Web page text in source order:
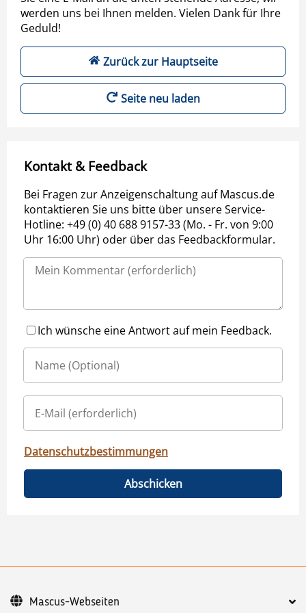
werden uns bei Ihnen melden. Vielen Dank für Ihre
Geduld!
Zurück zur Hauptseite
Seite neu laden
Kontakt & Feedback
Bei Fragen zur Anzeigenschaltung auf Mascus.de
kontaktieren Sie uns bitte über unsere Service-
Hotline: +49 (0) 40 688 9157-33 (Mo. - Fr. von 9:00
Uhr 16:00 Uhr) oder über das Feedbackformular.
Ich wünsche eine Antwort auf mein Feedback.
Datenschutzbestimmungen
Abschicken
Mascus-Webseiten